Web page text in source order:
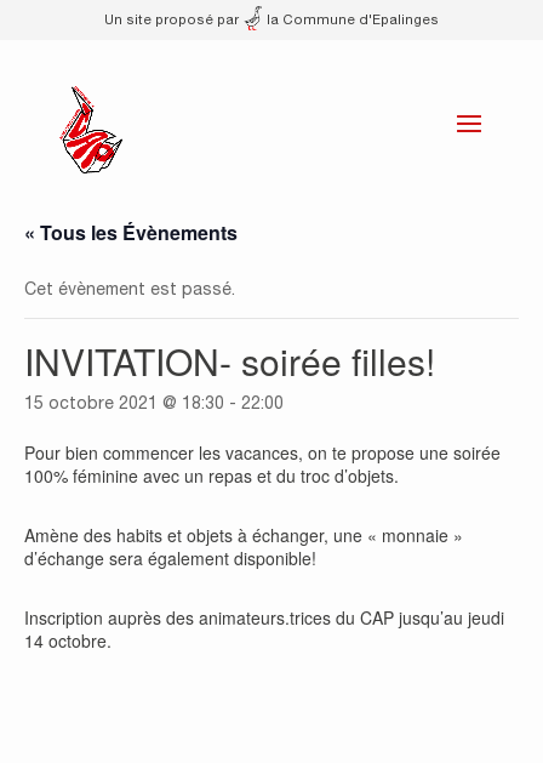
Un site proposé par la Commune d'Epalinges
« Tous les Évènements
Cet évènement est passé.
INVITATION- soirée filles!
15 octobre 2021 @ 18:30 - 22:00
Pour bien commencer les vacances, on te propose une soirée
100% féminine avec un repas et du troc d’objets.
Amène des habits et objets à échanger, une « monnaie »
d’échange sera également disponible!
Inscription auprès des animateurs.trices du CAP jusqu’au jeudi
14 octobre.